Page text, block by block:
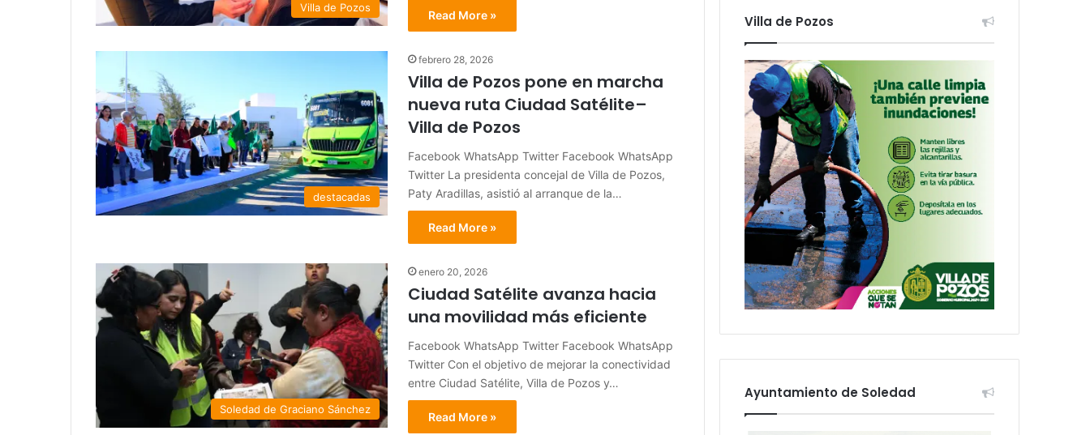
Villa de Pozos
Read More »
destacadas
febrero 28, 2026
Villa de Pozos pone en marcha
nueva ruta Ciudad Satélite–
Villa de Pozos
Facebook WhatsApp Twitter Facebook WhatsApp
Twitter La presidenta concejal de Villa de Pozos,
Paty Aradillas, asistió al arranque de la…
Read More »
Soledad de Graciano Sánchez
enero 20, 2026
Ciudad Satélite avanza hacia
una movilidad más eficiente
Facebook WhatsApp Twitter Facebook WhatsApp
Twitter Con el objetivo de mejorar la conectividad
entre Ciudad Satélite, Villa de Pozos y…
Read More »
Villa de Pozos
Ayuntamiento de Soledad